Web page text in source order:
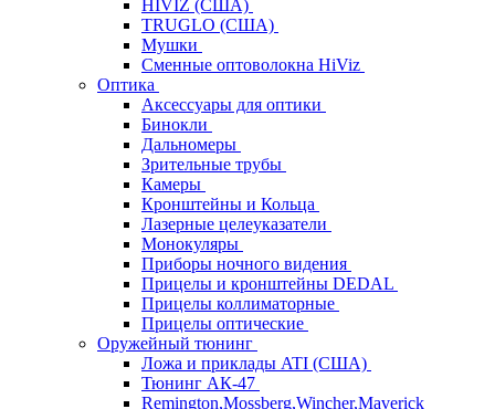
HIVIZ (США)
TRUGLO (США)
Мушки
Сменные оптоволокна HiViz
Оптика
Аксессуары для оптики
Бинокли
Дальномеры
Зрительные трубы
Камеры
Кронштейны и Кольца
Лазерные целеуказатели
Монокуляры
Приборы ночного видения
Прицелы и кронштейны DEDAL
Прицелы коллиматорные
Прицелы оптические
Оружейный тюнинг
Ложа и приклады ATI (США)
Тюнинг АК-47
Remington,Mossberg,Wincher,Maverick